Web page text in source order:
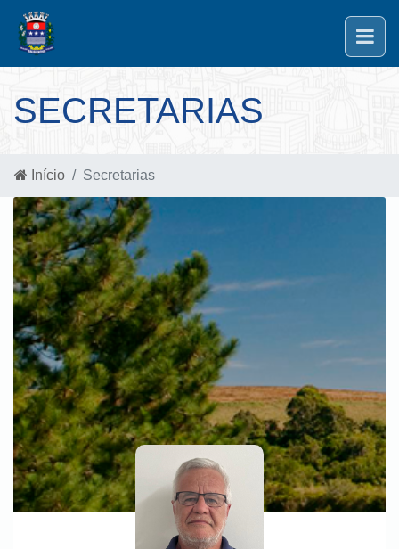
SECRETARIAS
Início Secretarias